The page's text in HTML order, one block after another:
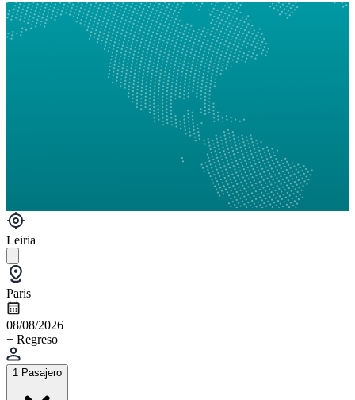
Leiria
Paris
08/08/2026
+ Regreso
1 Pasajero